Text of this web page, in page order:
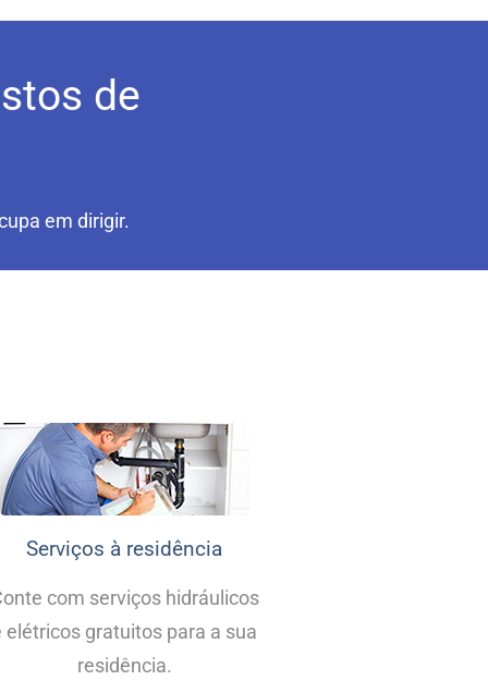
de
em dirigir.
Serviços à residência
com serviços hidráulicos
elétricos gratuitos para a sua
residência.